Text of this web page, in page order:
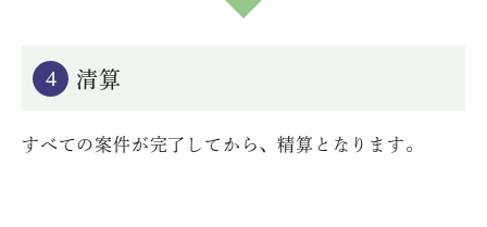
4 清算
すべての案件が完了してから、精算となります。